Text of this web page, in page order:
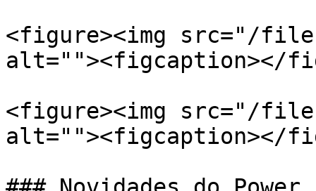
<figure><img src="/files/
alt=""><figcaption></
<figure><img src="/files/
alt=""><figcaption></